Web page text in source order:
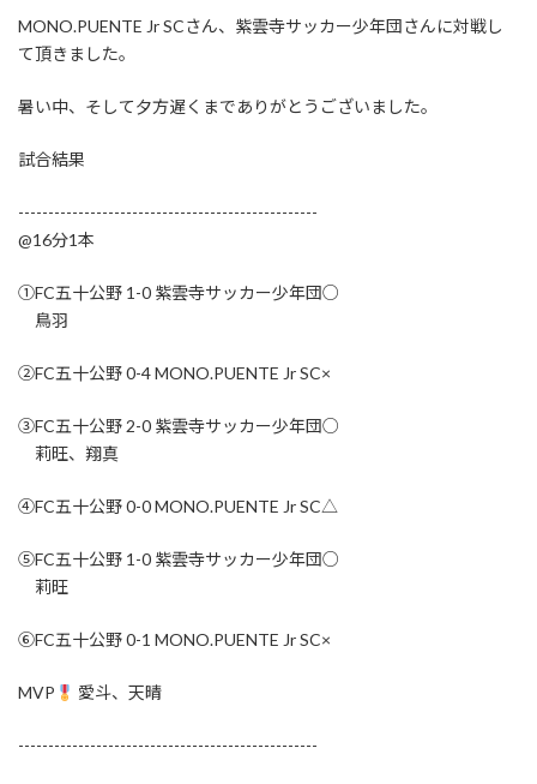
MONO.PUENTE Jr SCさん、紫雲寺サッカー少年団さんに対戦し
て頂きました。
暑い中、そして夕方遅くまでありがとうございました。
試合結果
--------------------------------------------------
@16分1本
①FC五十公野 1-0 紫雲寺サッカー少年団○
鳥羽
②FC五十公野 0-4 MONO.PUENTE Jr SC×
③FC五十公野 2-0 紫雲寺サッカー少年団○
莉旺、翔真
④FC五十公野 0-0 MONO.PUENTE Jr SC△
⑤FC五十公野 1-0 紫雲寺サッカー少年団○
莉旺
⑥FC五十公野 0-1 MONO.PUENTE Jr SC×
MVP 愛斗、天晴
--------------------------------------------------